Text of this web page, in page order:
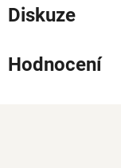
Diskuze
Hodnocení